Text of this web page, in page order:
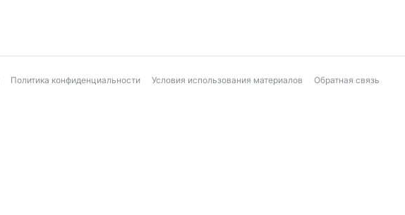
Политика конфиденциальности Условия использования материалов Обратная связь